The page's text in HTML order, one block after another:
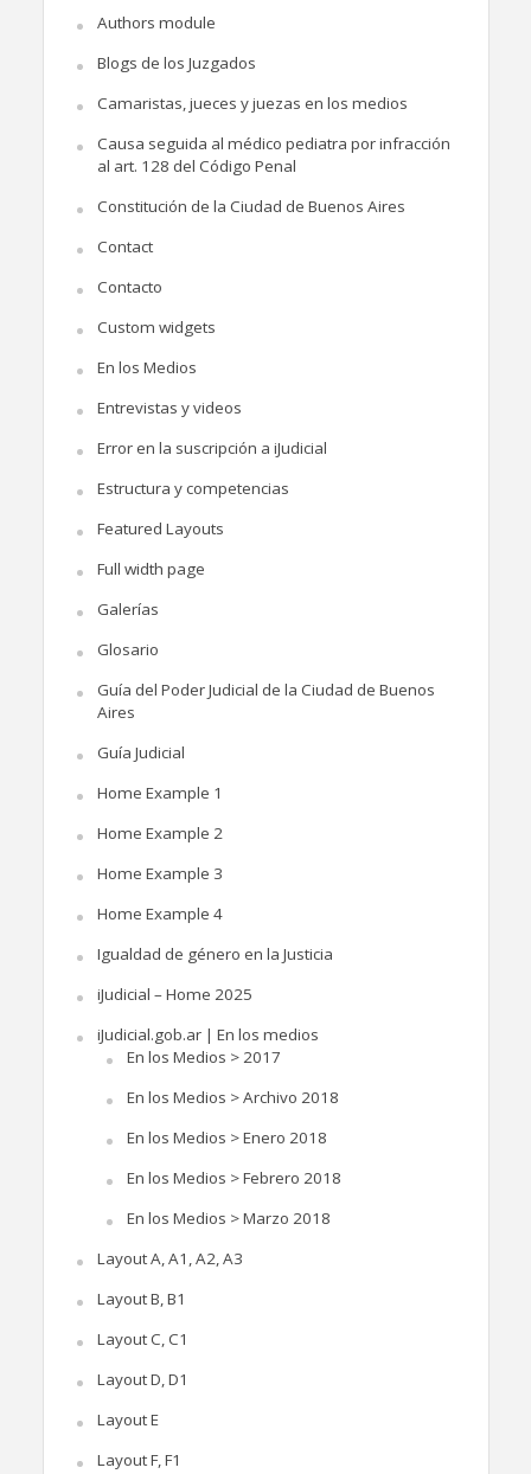
Authors module
Blogs de los Juzgados
Camaristas, jueces y juezas en los medios
Causa seguida al médico pediatra por infracción
al art. 128 del Código Penal
Constitución de la Ciudad de Buenos Aires
Contact
Contacto
Custom widgets
En los Medios
Entrevistas y videos
Error en la suscripción a iJudicial
Estructura y competencias
Featured Layouts
Full width page
Galerías
Glosario
Guía del Poder Judicial de la Ciudad de Buenos
Aires
Guía Judicial
Home Example 1
Home Example 2
Home Example 3
Home Example 4
Igualdad de género en la Justicia
iJudicial – Home 2025
iJudicial.gob.ar | En los medios
En los Medios > 2017
En los Medios > Archivo 2018
En los Medios > Enero 2018
En los Medios > Febrero 2018
En los Medios > Marzo 2018
Layout A, A1, A2, A3
Layout B, B1
Layout C, C1
Layout D, D1
Layout E
Layout F, F1